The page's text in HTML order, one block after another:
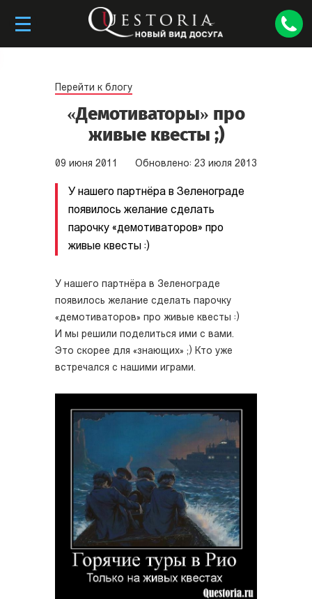
Перейти к блогу
«Демотиваторы» про
живые квесты ;)
09 июня 2011 Обновлено: 23 июля 2013
У нашего партнёра в Зеленограде
появилось желание сделать
парочку «демотиваторов» про
живые квесты :)
У нашего партнёра в Зеленограде
появилось желание сделать парочку
«демотиваторов» про живые квесты :)
И мы решили поделиться ими с вами.
Это скорее для «знающих» ;) Кто уже
встречался с нашими играми.